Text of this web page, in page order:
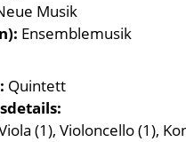
Musik
Ensemblemusik
Quintett
(1), Violoncello (1),